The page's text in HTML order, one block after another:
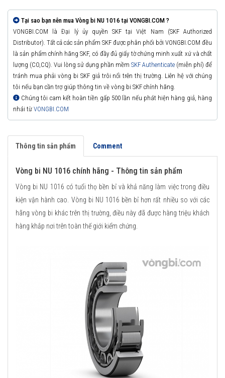
Tại sao bạn nên mua Vòng bi NU 1016 tại VONGBI.COM ?
VONGBI.COM là Đại lý ủy quyền SKF tại Việt Nam (SKF Authorized
Distributor). Tất cả các sản phẩm SKF được phân phối bởi VONGBI.COM đều
là sản phẩm chính hãng SKF, có đầy đủ giấy tờ chứng minh xuất xứ và chất
lượng (CO,CQ). Vui lòng sử dụng phần mềm SKF Authenticate (miễn phí) để
tránh mua phải vòng bi SKF giả trôi nổi trên thị trường. Liên hệ với chúng
tôi nếu bạn cần trợ giúp thông tin về vòng bi SKF chính hãng.
Chúng tôi cam kết hoàn tiền gấp 500 lần nếu phát hiện hàng giả, hàng
nhái từ VONGBI.COM
Thông tin sản phẩm Comment
Vòng bi NU 1016 chính hãng - Thông tin sản phẩm
Vòng bi NU 1016 có tuổi thọ bền bỉ và khả năng làm việc trong điều
kiện vận hành cao. Vòng bi NU 1016 bền bỉ hơn rất nhiều so với các
hãng vòng bi khác trên thị trường, điều này đã được hàng triệu khách
hàng khắp nơi trên toàn thế giới kiểm chứng.